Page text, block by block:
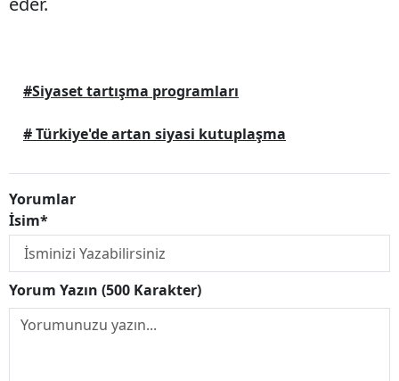
#Siyaset tartışma programları
# Türkiye'de artan siyasi kutuplaşma
Yorumlar
İsim*
Yorum Yazın (500 Karakter)